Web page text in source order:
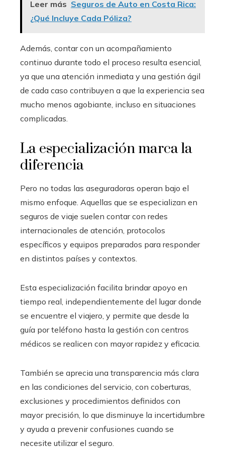
Leer más Seguros de Auto en Costa Rica:
¿Qué Incluye Cada Póliza?
Además, contar con un acompañamiento
continuo durante todo el proceso resulta esencial,
ya que una atención inmediata y una gestión ágil
de cada caso contribuyen a que la experiencia sea
mucho menos agobiante, incluso en situaciones
complicadas.
La especialización marca la
diferencia
Pero no todas las aseguradoras operan bajo el
mismo enfoque. Aquellas que se especializan en
seguros de viaje suelen contar con redes
internacionales de atención, protocolos
específicos y equipos preparados para responder
en distintos países y contextos.
Esta especialización facilita brindar apoyo en
tiempo real, independientemente del lugar donde
se encuentre el viajero, y permite que desde la
guía por teléfono hasta la gestión con centros
médicos se realicen con mayor rapidez y eficacia.
También se aprecia una transparencia más clara
en las condiciones del servicio, con coberturas,
exclusiones y procedimientos definidos con
mayor precisión, lo que disminuye la incertidumbre
y ayuda a prevenir confusiones cuando se
necesite utilizar el seguro.